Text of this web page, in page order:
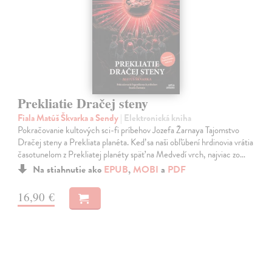
Prekliatie Dračej steny
Fiala Matúš Škvarka a Sendy| Elektronická kniha
Pokračovanie kultových sci-fi príbehov Jozefa Žarnaya Tajomstvo
Dračej steny a Prekliata planéta. Keď sa naši obľúbení hrdinovia vrátia
časotunelom z Prekliatej planéty späť na Medvedí vrch, najviac zo…
Na stiahnutie ako EPUB, MOBI a PDF
16,90 €